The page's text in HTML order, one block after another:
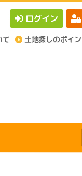
ログイン